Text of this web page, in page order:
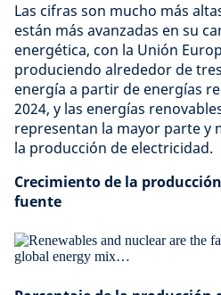
Las cifras son mucho más
están más avanzadas en su
energética, con la Unión
produciendo alrededor de
energía a partir de energías
2024, y las energías
representan la mayor parte y
la producción de electricidad.
Crecimiento de la
fuente